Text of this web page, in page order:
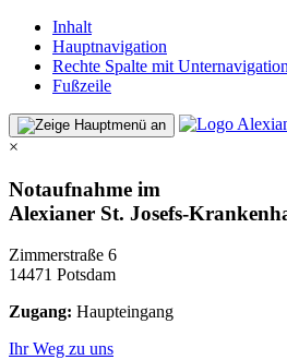
Inhalt
Hauptnavigation
Rechte Spalte mit
Fußzeile
×
Notaufnahme im
Alexianer St. Josefs-
Zimmerstraße 6
14471 Potsdam
Zugang: Haupteingang
Ihr Weg zu uns